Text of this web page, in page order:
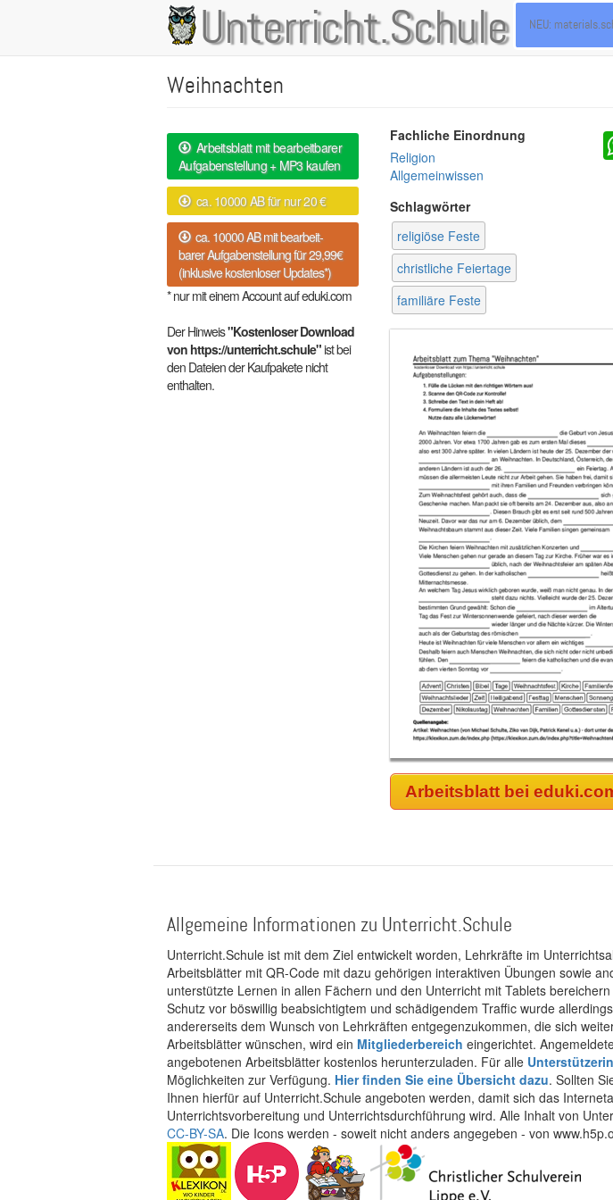
Unterricht.Schule
Main
navigation
NEU:
Weihnachten
Arbeitsblatt mit bearbeitbarer
Aufgabenstellung + MP3 kaufen
ca. 10000 AB für nur 20 €
ca. 10000 AB mit bearbeit-
barer Aufgabenstellung für 29,99€
(inklusive kostenloser Updates*)
* nur mit einem Account auf eduki.com
Der Hinweis"Kostenloser Download
von https://unterricht.schule"ist bei
den Dateien der Kaufpakete nicht
enthalten.
Fachliche Einordnung
Religion
Allgemeinwissen
Schlagwörter
religiöse Feste
christliche Feiertage
familiäre Feste
Arbeitsblatt bei
Allgemeine Informationen zu Unterricht.Schule
Unterricht.Schule ist mit dem Ziel entwickelt worden, Lehrkräfte im
Arbeitsblätter mit QR-Code mit dazu gehörigen interaktiven Übungen sowie
unterstützte Lernen in allen Fächern und den Unterricht mit Tablets
Schutz vor böswillig beabsichtigtem und schädigendem Traffic wurde
andererseits dem Wunsch von Lehrkräften entgegenzukommen, die sich
Arbeitsblätter wünschen, wird ein Mitgliederbereich eingerichtet.
angebotenen Arbeitsblätter kostenlos herunterzuladen. Für alle
Möglichkeiten zur Verfügung. Hier finden Sie eine Übersicht dazu. Sollten
Ihnen hierfür auf Unterricht.Schule angeboten werden, damit sich das
Unterrichtsvorbereitung und Unterrichtsdurchführung wird. Alle Inhalt von
CC-BY-SA. Die Icons werden - soweit nicht anders angegeben - von